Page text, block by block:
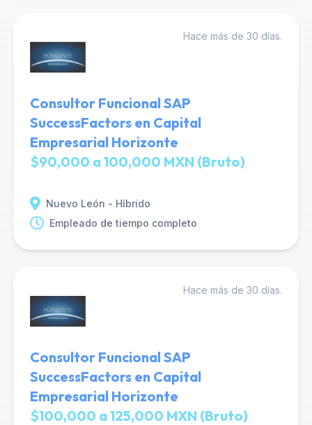
Hace más de 30 días.
Consultor Funcional SAP
SuccessFactors en Capital
Empresarial Horizonte
$90,000 a 100,000 MXN (Bruto)
Nuevo León - Híbrido
Empleado de tiempo completo
Hace más de 30 días.
Consultor Funcional SAP
SuccessFactors en Capital
Empresarial Horizonte
$100,000 a 125,000 MXN (Bruto)